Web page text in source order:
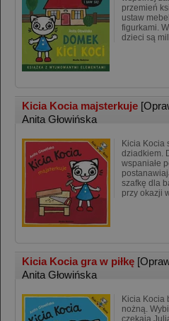
przemień
ustaw
figurkami.
dzieci są
Kicia Kocia majsterkuje
Anita Głowińska
Kicia Kocia
dziadkiem.
wspaniałe
szafkę dla
przy okazji
Kicia Kocia gra w piłkę
Anita Głowińska
Kicia Kocia
nożną.
czekają